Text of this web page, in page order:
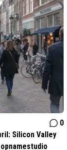
0
Silicon Valley